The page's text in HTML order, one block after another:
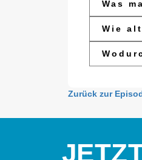
Was
Wie
Zurück zur